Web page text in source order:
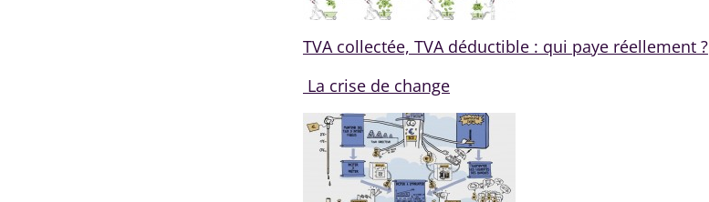
TVA collectée, TVA déductible : qui paye réellement ?
La crise de change